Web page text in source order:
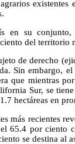
en su conjunto,
del territorio
de derecho
Sin embargo,
que mientras
Sur, se
hectáreas en
más recientes
65.4 por ciento
se destina al